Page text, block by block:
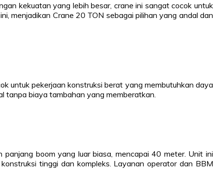
kekuatan yang lebih besar, crane ini sangat cocok untuk
menjadikan Crane 20 TON sebagai pilihan yang andal dan
untuk pekerjaan konstruksi berat yang membutuhkan daya
tanpa biaya tambahan yang memberatkan.
boom yang luar biasa, mencapai 40 meter. Unit ini
tinggi dan kompleks. Layanan operator dan BBM